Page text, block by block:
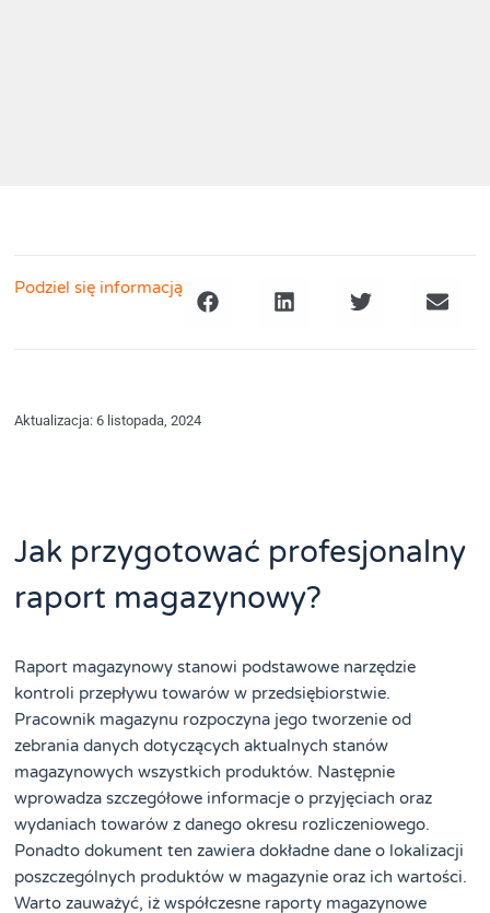
Podziel się informacją
Aktualizacja: 6 listopada, 2024
Jak przygotować profesjonalny
raport magazynowy?
Raport magazynowy stanowi podstawowe narzędzie
kontroli przepływu towarów w przedsiębiorstwie.
Pracownik magazynu rozpoczyna jego tworzenie od
zebrania danych dotyczących aktualnych stanów
magazynowych wszystkich produktów. Następnie
wprowadza szczegółowe informacje o przyjęciach oraz
wydaniach towarów z danego okresu rozliczeniowego.
Ponadto dokument ten zawiera dokładne dane o lokalizacji
poszczególnych produktów w magazynie oraz ich wartości.
Warto zauważyć, iż współczesne raporty magazynowe